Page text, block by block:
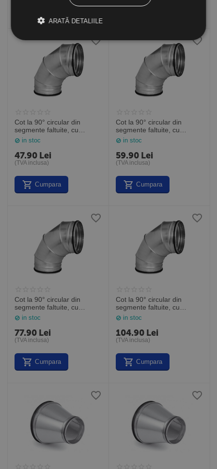
Cumpara
Cot la 90° circular din
segmente faltuite, cu
garnitura, Ø160
in stoc
47.90 Lei
(TVA inclusa)
Cumpara
Cot la 90° circular din
segmente faltuite, cu
garnitura, Ø200
in stoc
59.90 Lei
(TVA inclusa)
Cumpara
Cot la 90° circular din
segmente faltuite, cu
garnitura, Ø250
in stoc
77.90 Lei
(TVA inclusa)
Cumpara
Cot la 90° circular din
segmente faltuite, cu
garnitura, Ø315
in stoc
104.90 Lei
(TVA inclusa)
Cumpara
ARATĂ DETALIILE